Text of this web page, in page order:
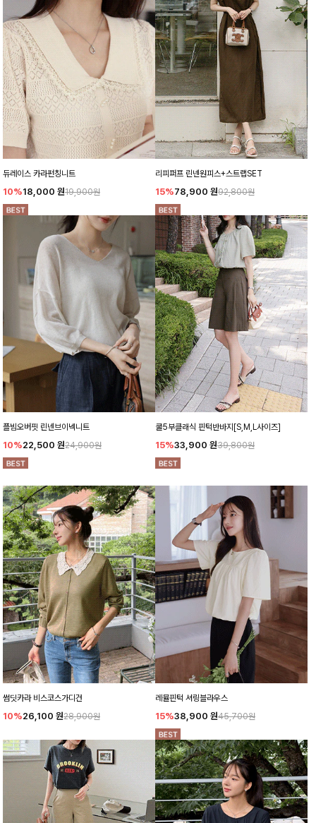
듀레이스 카라펀칭니트
10%18,000 원19,900원
리피퍼프 린넨원피스+스트랩SET
15%78,900 원92,800원
플빔오버핏 린넨브이넥니트
10%22,500 원24,900원
쿨5부클래식 핀턱반바지[S,M,L사이즈]
15%33,900 원39,800원
썸딧카라 비스코스가디건
10%26,100 원28,900원
레뮬핀턱 셔링블라우스
15%38,900 원45,700원